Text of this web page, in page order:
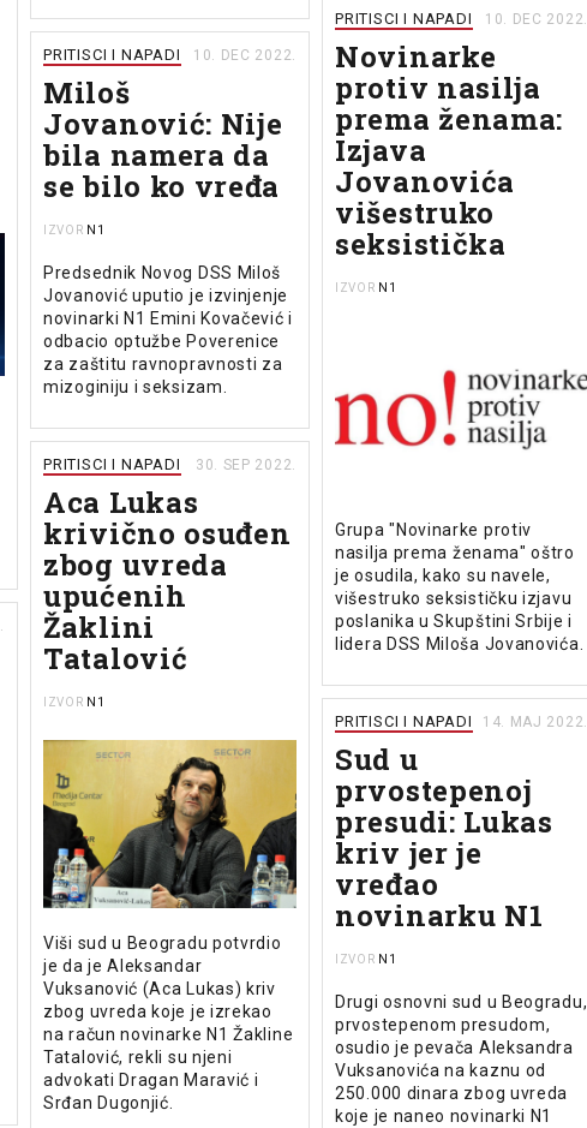
PRITISCI I NAPADI 10. DEC 2022.
Novinarke
protiv nasilja
prema ženama:
Izjava
Jovanovića
višestruko
seksistička
IZVOR N1
Grupa "Novinarke protiv
nasilja prema ženama" oštro
je osudila, kako su navele,
višestruko seksističku izjavu
poslanika u Skupštini Srbije i
lidera DSS Miloša Jovanovića.
PRITISCI I NAPADI 10. DEC 2022.
Miloš
Jovanović: Nije
bila namera da
se bilo ko vređa
IZVOR N1
Predsednik Novog DSS Miloš
Jovanović uputio je izvinjenje
novinarki N1 Emini Kovačević i
odbacio optužbe Poverenice
za zaštitu ravnopravnosti za
mizoginiju i seksizam.
PRITISCI I NAPADI 30. SEP 2022.
Aca Lukas
krivično osuđen
zbog uvreda
upućenih
Žaklini
Tatalović
IZVOR N1
Viši sud u Beogradu potvrdio
je da je Aleksandar
Vuksanović (Aca Lukas) kriv
zbog uvreda koje je izrekao
na račun novinarke N1 Žakline
Tatalović, rekli su njeni
advokati Dragan Maravić i
Srđan Dugonjić.
PRITISCI I NAPADI 14. MAJ 2022.
Sud u
prvostepenoj
presudi: Lukas
kriv jer je
vređao
novinarku N1
IZVOR N1
Drugi osnovni sud u Beogradu,
prvostepenom presudom,
osudio je pevača Aleksandra
Vuksanovića na kaznu od
250.000 dinara zbog uvreda
koje je naneo novinarki N1